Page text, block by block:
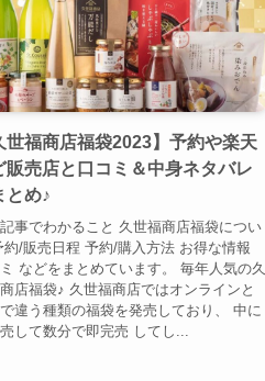
世福商店福袋2023】予約や楽天
販売店と口コミ＆中身ネタバレ
とめ♪
記事でわかること 久世福商店福袋につい
約/販売日程 予約/購入方法 お得な情報
などをまとめています。 毎年人気の久
店福袋♪ 久世福商店ではオンラインと
違う種類の福袋を発売しており、 中に
して数分で即完売 してし...